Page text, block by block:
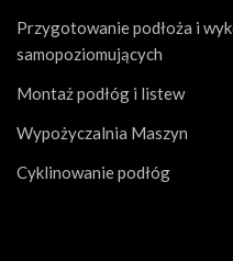
Przygotowanie podłoża i
samopoziomujących
Montaż podłóg i listew
Wypożyczalnia Maszyn
Cyklinowanie podłóg